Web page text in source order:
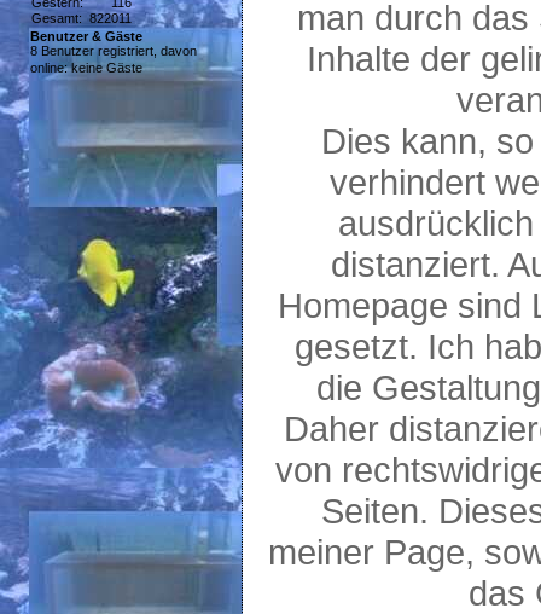
Gesamt: 822011
Benutzer & Gäste
8 Benutzer registriert, davon
online: keine Gäste
man durch
Inhalte der
Dies kann,
verhindert
distanziert.
Homepage sind
gesetzt. Ich
die
Daher
von
Seiten.
meiner Page,
das